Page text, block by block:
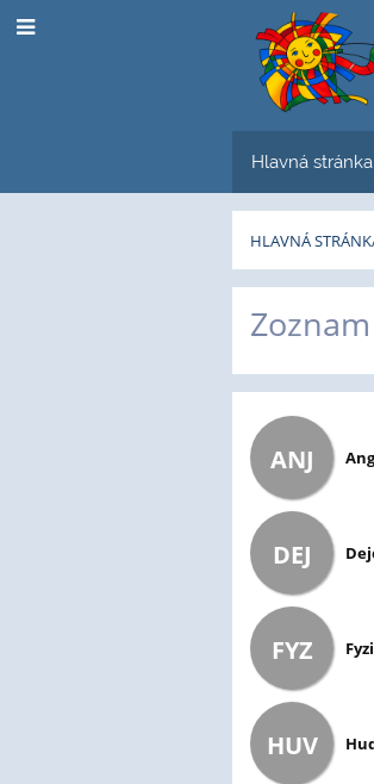
Hlavná stránka
HLAVNÁ
ANJ
DEJ
FYZ
HUV